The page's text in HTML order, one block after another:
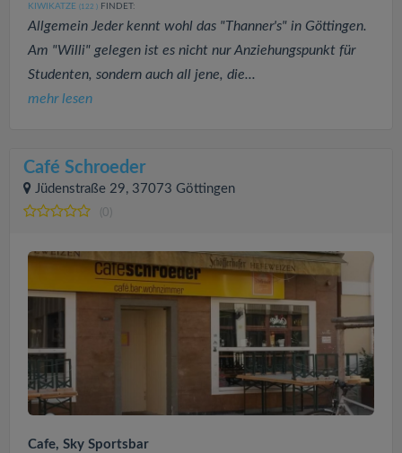
KIWIKATZE (122 ) FINDET:
Allgemein Jeder kennt wohl das "Thanner's" in Göttingen.
Am "Willi" gelegen ist es nicht nur Anziehungspunkt für
Studenten, sondern auch all jene, die...
mehr lesen
Café Schroeder
Jüdenstraße 29, 37073 Göttingen
(0)
Cafe, Sky Sportsbar